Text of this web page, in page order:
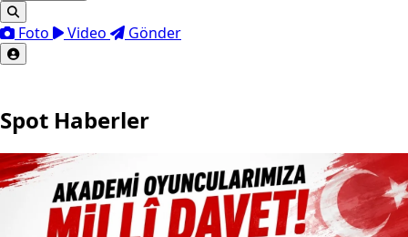
Foto Video Gönder
Spot Haberler